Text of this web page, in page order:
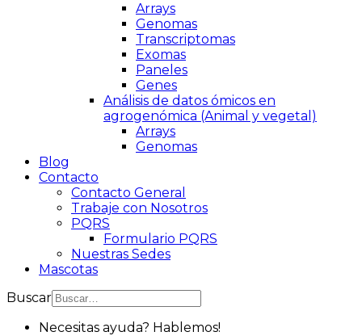
Arrays
Genomas
Transcriptomas
Exomas
Paneles
Genes
Análisis de datos ómicos en
agrogenómica (Animal y vegetal)
Arrays
Genomas
Blog
Contacto
Contacto General
Trabaje con Nosotros
PQRS
Formulario PQRS
Nuestras Sedes
Mascotas
Buscar
Necesitas ayuda? Hablemos!